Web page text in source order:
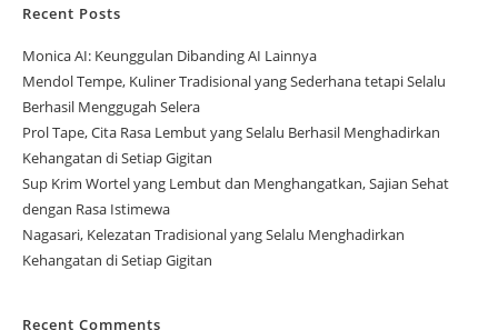
Recent Posts
Monica AI: Keunggulan Dibanding AI Lainnya
Mendol Tempe, Kuliner Tradisional yang Sederhana tetapi Selalu
Berhasil Menggugah Selera
Prol Tape, Cita Rasa Lembut yang Selalu Berhasil Menghadirkan
Kehangatan di Setiap Gigitan
Sup Krim Wortel yang Lembut dan Menghangatkan, Sajian Sehat
dengan Rasa Istimewa
Nagasari, Kelezatan Tradisional yang Selalu Menghadirkan
Kehangatan di Setiap Gigitan
Recent Comments